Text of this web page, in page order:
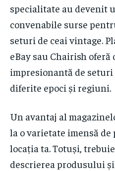
specialitate au devenit
convenabile surse
seturi de ceai vintage.
eBay sau Chairish oferă
impresionantă de
diferite epoci și regiuni.
Un avantaj al
la o varietate imensă
locația ta. Totuși,
descrierea produsului